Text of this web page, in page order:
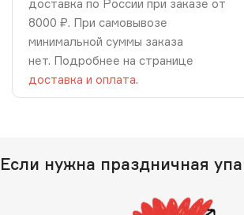
доставка по России при заказе от
8000 ₽. При самовывозе
минимальной суммы заказа
нет. Подробнее на странице
доставка и оплата.
Если нужна праздничная